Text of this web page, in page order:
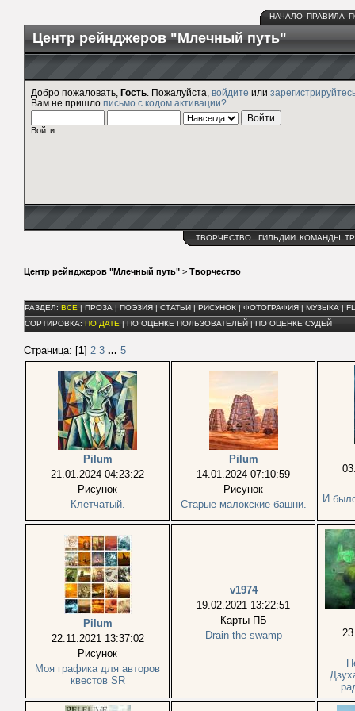
НАЧАЛО ПРАВИЛА
Центр рейнджеров "Млечный путь"
Добро пожаловать, Гость . Пожалуйста, войдите или
Вам не пришло письмо с кодом активации?
Войти
ТВОРЧЕСТВО ГИЛЬДИИ КОМАНДЫ
Центр рейнджеров "Млечный путь" > Творчество
РАЗДЕЛ: ВСЕ ПРОЗА ПОЭЗИЯ СТАТЬИ РИСУНОК ФОТОГРАФИЯ МУЗЫКА
СОРТИРОВКА: ПО ДАТЕ ПО ОЦЕНКЕ ПОЛЬЗОВАТЕЛЕЙ ПО ОЦЕНКЕ СУДЕЙ
Страница: [1] 2 3 ... 5
Pilum
21.01.2024 04:23:22
Рисунок
Клетчатый.
Pilum
14.01.2024 07:10:59
Рисунок
Старые малокские башни.
И
Pilum
22.11.2021 13:37:02
Рисунок
Моя графика для авторов
квестов SR
v1974
19.02.2021 13:22:51
Карты ПБ
Drain the swamp